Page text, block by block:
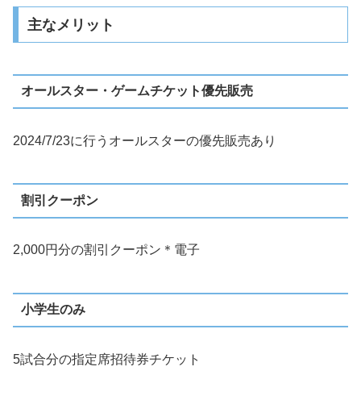
主なメリット
オールスター・ゲームチケット優先販売
2024/7/23に行うオールスターの優先販売あり
割引クーポン
2,000円分の割引クーポン＊電子
小学生のみ
5試合分の指定席招待券チケット